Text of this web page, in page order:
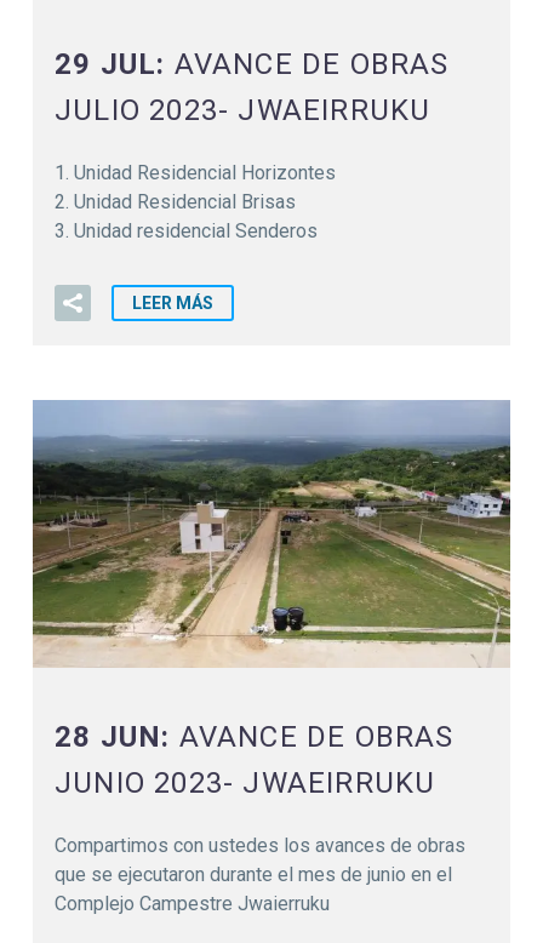
29 JUL: AVANCE DE OBRAS
JULIO 2023- JWAEIRRUKU
1. Unidad Residencial Horizontes
2. Unidad Residencial Brisas
3. Unidad residencial Senderos
LEER MÁS
28 JUN: AVANCE DE OBRAS
JUNIO 2023- JWAEIRRUKU
Compartimos con ustedes los avances de obras
que se ejecutaron durante el mes de junio en el
Complejo Campestre Jwaierruku